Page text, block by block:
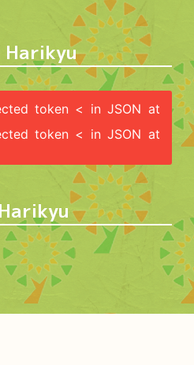
Harikyu
token < in JSON at
token < in JSON at